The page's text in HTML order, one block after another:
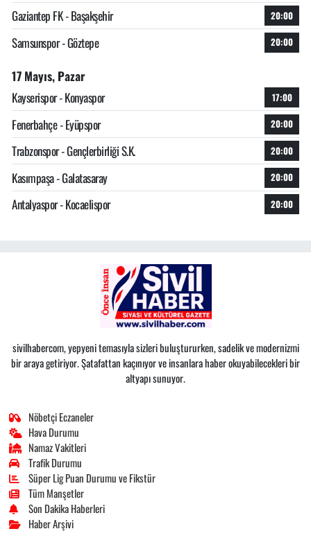
Gaziantep FK - Başakşehir 20:00
Samsunspor - Göztepe 20:00
17 Mayıs, Pazar
Kayserispor - Konyaspor
17:00
Fenerbahçe - Eyüpspor 20:00
Trabzonspor - Gençlerbirliği S.K. 20:00
Kasımpaşa - Galatasaray 20:00
Antalyaspor - Kocaelispor 20:00
sivilhabercom, yepyeni temasıyla sizleri buluştururken, sadelik ve modernizmi
bir araya getiriyor. Şatafattan kaçınıyor ve insanlara haber okuyabilecekleri bir
altyapı sunuyor.
Nöbetçi Eczaneler
Hava Durumu
Namaz Vakitleri
Trafik Durumu
Süper Lig Puan Durumu ve Fikstür
Tüm Manşetler
Son Dakika Haberleri
Haber Arşivi